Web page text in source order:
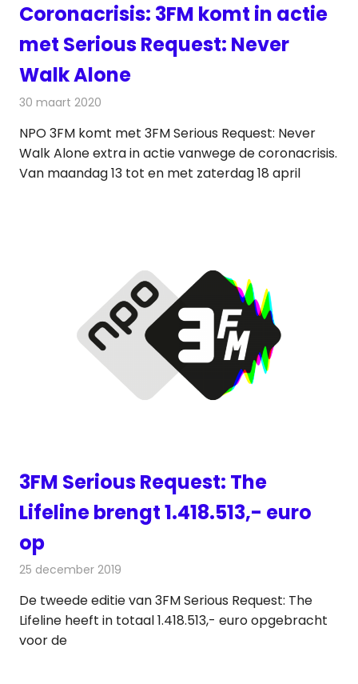
Coronacrisis: 3FM komt in actie
met Serious Request: Never
Walk Alone
30 maart 2020
NPO 3FM komt met 3FM Serious Request: Never
Walk Alone extra in actie vanwege de coronacrisis.
Van maandag 13 tot en met zaterdag 18 april
3FM Serious Request: The
Lifeline brengt 1.418.513,- euro
op
25 december 2019
De tweede editie van 3FM Serious Request: The
Lifeline heeft in totaal 1.418.513,- euro opgebracht
voor de